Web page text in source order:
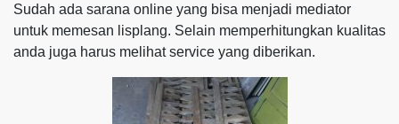
Sudah ada sarana online yang bisa menjadi mediator
untuk memesan lisplang. Selain memperhitungkan kualitas
anda juga harus melihat service yang diberikan.